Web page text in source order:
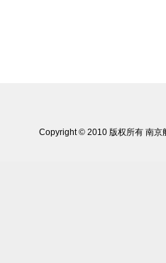
Copyright © 2010 版权所有 南京